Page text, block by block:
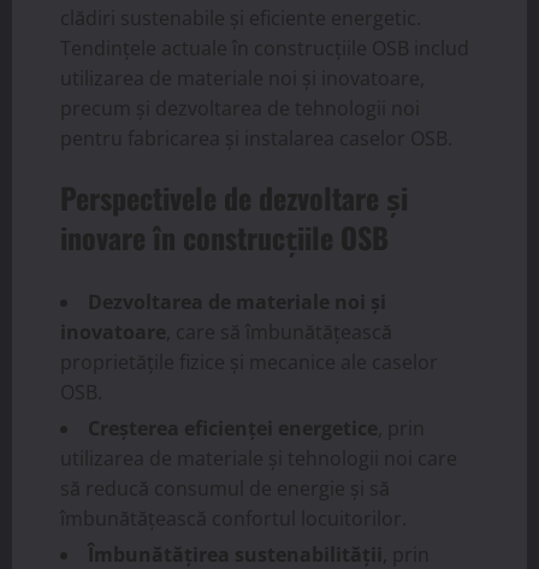
clădiri sustenabile și eficiente energetic.
Tendințele actuale în construcțiile OSB includ
utilizarea de materiale noi și inovatoare,
precum și dezvoltarea de tehnologii noi
pentru fabricarea și instalarea caselor OSB.
Perspectivele de dezvoltare și
inovare în construcțiile OSB
Dezvoltarea de materiale noi și
inovatoare , care să îmbunătățească
proprietățile fizice și mecanice ale caselor
OSB.
Creșterea eficienței energetice , prin
utilizarea de materiale și tehnologii noi care
să reducă consumul de energie și să
îmbunătățească confortul locuitorilor.
Îmbunătățirea sustenabilității , prin